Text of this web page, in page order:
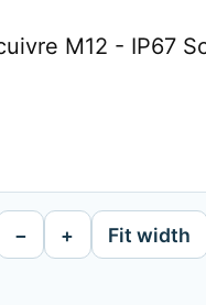
M12 - IP67
− + Fit width